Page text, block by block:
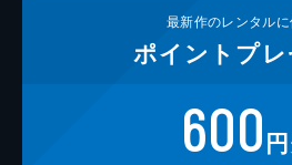
最新作のレンタル
ポイント プレ
600